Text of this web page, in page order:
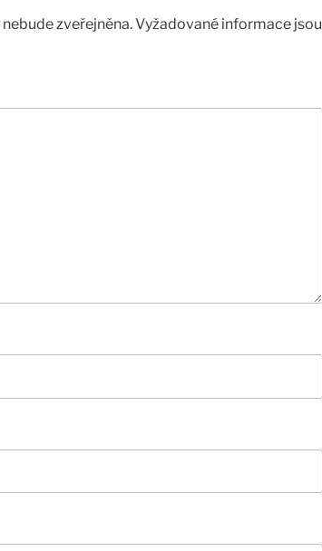
zveřejněna.Vyžadované informace jsou